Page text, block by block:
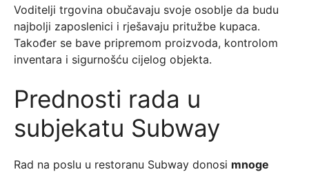
Voditelji trgovina obučavaju svoje osoblje da budu
najbolji zaposlenici i rješavaju pritužbe kupaca.
Također se bave pripremom proizvoda, kontrolom
inventara i sigurnošću cijelog objekta.
Prednosti rada u
subjekatu Subway
Rad na poslu u restoranu Subway donosi mnoge